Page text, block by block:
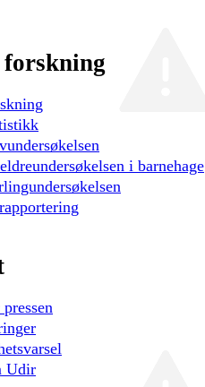
i barnehage
Udir